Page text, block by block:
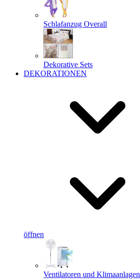
Schlafanzug Overall
Dekorative Sets
DEKORATIONEN
öffnen
Ventilatoren und Klimaanlagen